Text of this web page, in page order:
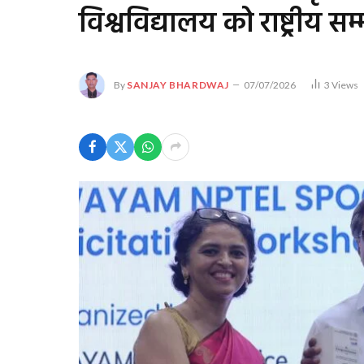
विश्वविद्यालय को राष्ट्रीय
By SANJAY BHARDWAJ 07/07/2026 3 Views